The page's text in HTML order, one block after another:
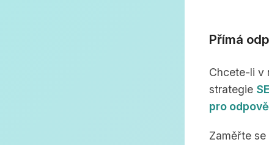
Přímá
Chcete-li v
strategie
pro
Zaměřte